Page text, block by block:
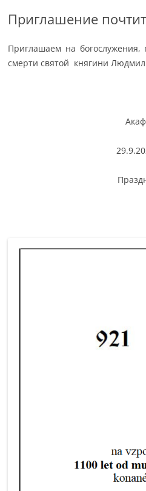
Приглашение
Приглашаем на
смерти святой княгини